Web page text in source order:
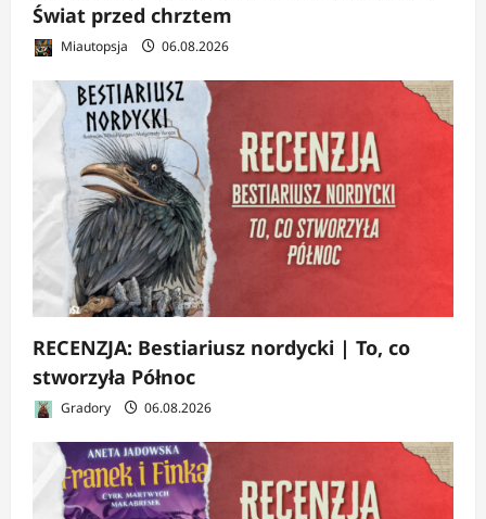
Świat przed chrztem
Miautopsja 06.08.2026
RECENZJA: Bestiariusz nordycki | To, co
stworzyła Północ
Gradory 06.08.2026